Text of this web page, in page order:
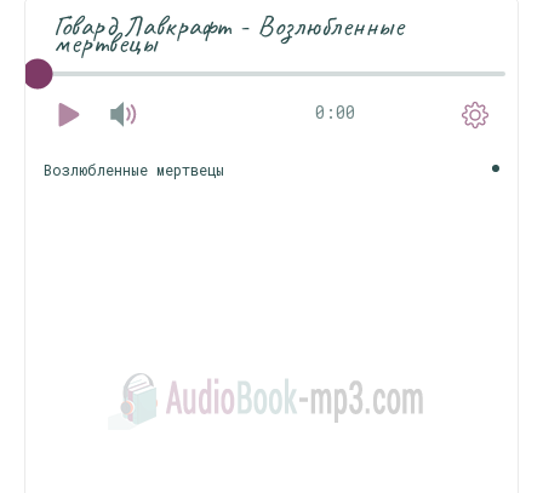
Говард Лавкрафт - Возлюбленные
мертвецы
0:00
Возлюбленные мертвецы